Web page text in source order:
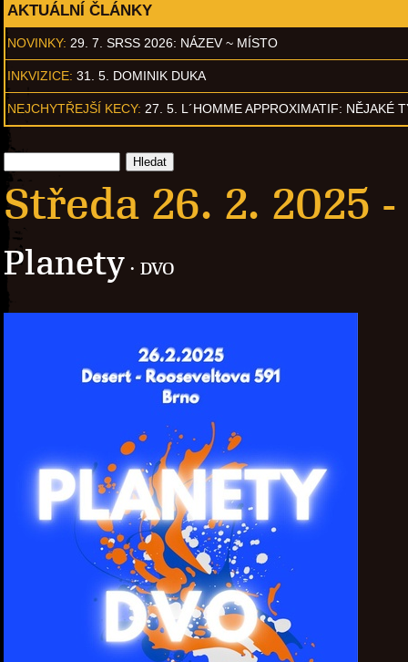
AKTUÁLNÍ ČLÁNKY
NOVINKY: 29. 7. SRSS 2026: NÁZEV ~ MÍSTO
INKVIZICE: 31. 5. DOMINIK DUKA
NEJCHYTŘEJŠÍ KECY: 27. 5. L´HOMME APPROXIMATIF: NĚJAKÉ
Středa 26. 2. 2025 -
Planety · DVO